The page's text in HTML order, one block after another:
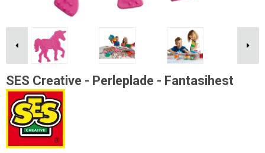
SES Creative - Perleplade - Fantasihest